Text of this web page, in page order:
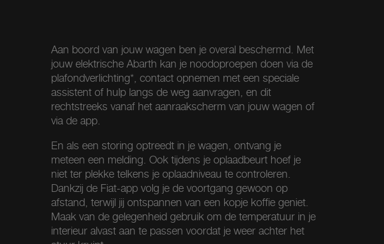
Aan boord van jouw wagen ben je overal beschermd. Met
jouw elektrische Abarth kan je noodoproepen doen via de
plafondverlichting*, contact opnemen met een speciale
assistent of hulp langs de weg aanvragen, en dit
rechtstreeks vanaf het aanraakscherm van jouw wagen of
via de app.
En als een storing optreedt in je wagen, ontvang je
meteen een melding. Ook tijdens je oplaadbeurt hoef je
niet ter plekke telkens je oplaadniveau te controleren.
Dankzij de Fiat-app volg je de voortgang gewoon op
afstand, terwijl jij ontspannen van een kopje koffie geniet.
Maak van de gelegenheid gebruik om de temperatuur in je
interieur alvast aan te passen voordat je weer achter het